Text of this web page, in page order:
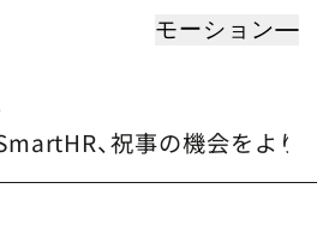
モーション
なかの 、祝事の機会をよ